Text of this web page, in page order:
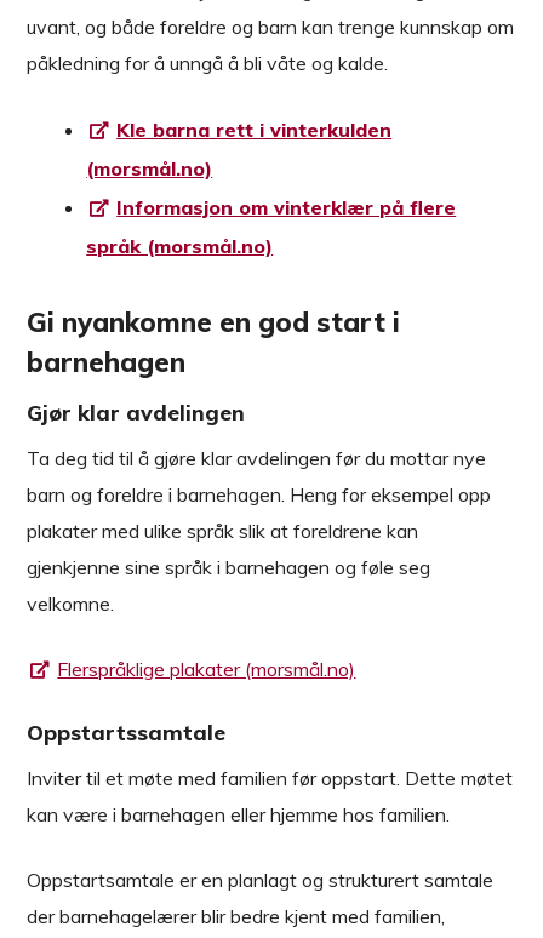
uvant, og både foreldre og barn kan trenge kunnskap om
påkledning for å unngå å bli våte og kalde.
Kle barna rett i vinterkulden
(morsmål.no)
Informasjon om vinterklær på flere
språk (morsmål.no)
Gi nyankomne en god start i
barnehagen
Gjør klar avdelingen
Ta deg tid til å gjøre klar avdelingen før du mottar nye
barn og foreldre i barnehagen. Heng for eksempel opp
plakater med ulike språk slik at foreldrene kan
gjenkjenne sine språk i barnehagen og føle seg
velkomne.
Flerspråklige plakater (morsmål.no)
Oppstartssamtale
Inviter til et møte med familien før oppstart. Dette møtet
kan være i barnehagen eller hjemme hos familien.
Oppstartsamtale er en planlagt og strukturert samtale
der barnehagelærer blir bedre kjent med familien,